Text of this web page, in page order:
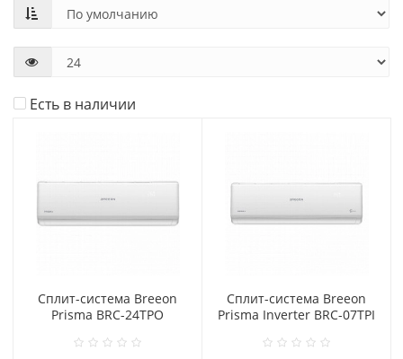
Есть в наличии
Сплит-система Breeon
Prisma BRC-24TPO
Сплит-система Breeon
Prisma Inverter BRC-07TPI